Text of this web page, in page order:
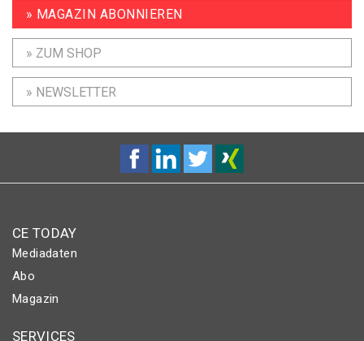
» MAGAZIN ABONNIEREN
» ZUM SHOP
» NEWSLETTER
CE TODAY
Mediadaten
Abo
Magazin
SERVICES